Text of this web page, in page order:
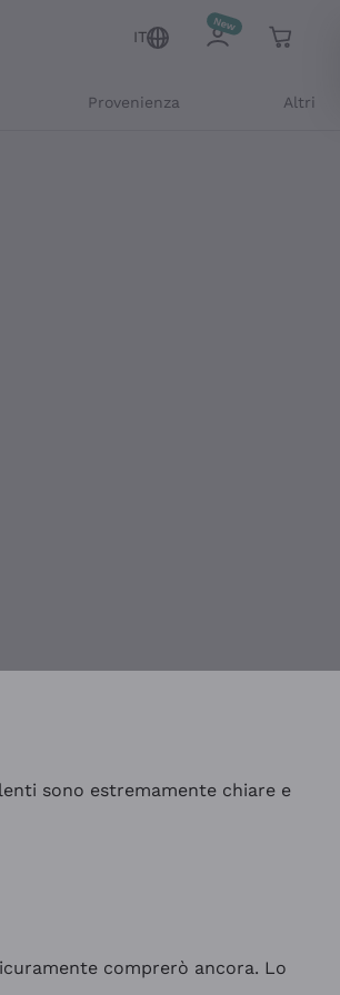
IT
Provenienza Altri
sono estremamente chiare e
comprerò ancora. Lo